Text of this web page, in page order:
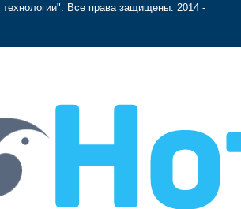
Все права защищены. 2014 -